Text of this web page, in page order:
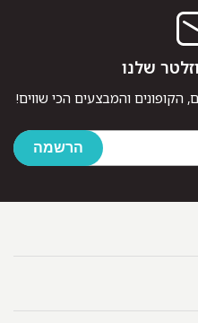
שלנו
הקופונים והמבצעים הכי שווים!